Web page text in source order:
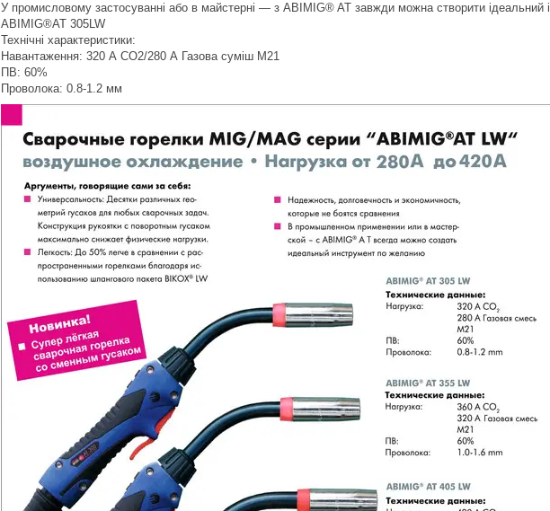
У промисловому застосуванні або в майстерні — з ABIMIG® AT завжди можна створити ідеальний
ABIMIG®AT 305LW
Технічні характеристики:
Навантаження: 320 А СО2/280 А Газова суміш М21
ПВ: 60%
Проволока: 0.8-1.2 мм